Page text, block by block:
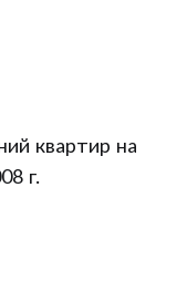
квартир на
г.